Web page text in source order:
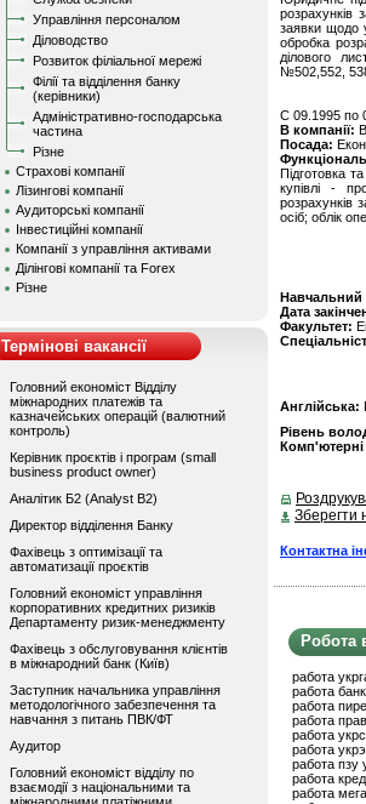
Управління персоналом
Діловодство
Розвиток філіальної мережі
Філії та відділення банку
(керівники)
Адміністративно-господарська
частина
Різне
Страхові компанії
Лізингові компанії
Аудиторські компанії
Інвестиційні компанії
Компанії з управління активами
Ділінгові компанії та Forex
Різне
Термінові вакансії
Головний економіст Відділу
міжнародних платежів та
казначейських операцій (валютний
контроль)
Керівник проєктів і програм (small
business product owner)
Аналітик Б2 (Analyst B2)
Директор відділення Банку
Фахівець з оптимізації та
автоматизації проєктів
Головний економіст управління
корпоративних кредитних ризиків
Департаменту ризик-менеджменту
Фахівець з обслуговування клієнтів
в міжнародний банк (Київ)
Заступник начальника управління
методологічного забезпечення та
навчання з питань ПВК/ФТ
Аудитор
Головний економіст відділу по
взаємодії з національними та
розрахунків
заявки щодо
обробка
ділового
№502,552,
C 09.1995 по
В компанії:
Посада:
Підготовка
купівлі -
розрахунків
осіб; облік
Навчальний
Дата
Факультет:
Англійська:
Рівень
Комп'ютерні
Зберегти
Контактна
Робота
работа
работа
работа
работа
работа
работа
работа пзу
работа
работа